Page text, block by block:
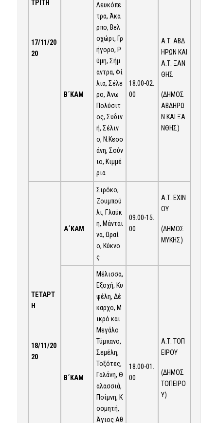
ΤΡΙΤΗ
17/11/20
20
Β΄ΚΑΜ
Λευκόπε
τρα, Άκα
ρπο, Βελ
οχώρι, Γρ
ήγορο, Ρ
ύμη, Σήμ
αντρα, Φί
λια, Σέλε
ρο, Άνω
Πολύσιτ
ος, Συδιν
ή, Σέλιν
ο, Ν.Κεσσ
άνη, Σούν
ιο, Κιμμέ
ρια
18.00-02.
00
Α.Τ. ΑΒΔ
ΗΡΩΝ ΚΑΙ
Α.Τ. ΞΑΝ
ΘΗΣ
(ΔΗΜΟΣ
ΑΒΔΗΡΩ
Ν ΚΑΙ ΞΑ
ΝΘΗΣ)
ΤΕΤΑΡΤ
Η
18/11/20
20
Α΄ΚΑΜ
Σιρόκο,
Ζουμπού
λι, Γλαύκ
η, Μάνται
να, Ωραί
ο, Κύκνο
ς
09.00-15.
00
Α.Τ. ΕΧΙΝ
ΟΥ
(ΔΗΜΟΣ
ΜΥΚΗΣ)
Β΄ΚΑΜ
Μέλισσα,
Εξοχή, Κυ
ψέλη, Δέ
καρχο, Μ
ικρό και
Μεγάλο
Τύμπανο,
Σεμέλη,
Τοξότες,
Γαλάνη, Θ
αλασσιά,
Ποίμνη, Κ
οσμητή,
Άγιος Αθ
18.00-01.
00
Α.Τ. ΤΟΠ
ΕΙΡΟΥ
(ΔΗΜΟΣ
ΤΟΠΕΙΡΟ
Υ)